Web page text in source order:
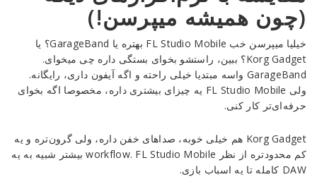
(چون همیشه میپرسن!)
خیلیا میپرسن خب FL Studio Mobile بهتره یا GarageBand؟ یا
Korg Gadget؟ ببین، راستشو بخوای بستگی داره چی میخوای.
GarageBand واسه مبتدیا خیلی راحته و اگه آیفون داری، رایگانه.
ولی FL Studio Mobile یه چیزای بیشتری داره، مخصوصا اگه بخوای
حرفه‌ای‌تر کار کنی.
Korg Gadget هم خیلی خوبه، صداهای خفن داره، ولی گرون‌تره و یه
کم محدودتره از نظر workflow. FL Studio Mobile بیشتر شبیه به یه
DAW کامله تا یه اسباب بازی.